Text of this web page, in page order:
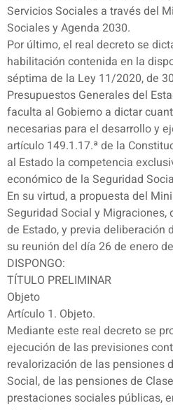
Servicios Sociales a través del
Sociales y Agenda 2030.
Por último, el real decreto se
habilitación contenida en la
séptima de la Ley 11/2020, de
Presupuestos Generales del
faculta al Gobierno a dictar
necesarias para el desarrollo y
artículo 149.1.17.ª de la
al Estado la competencia
económico de la Seguridad
En su virtud, a propuesta del
Seguridad Social y Migraciones,
de Estado, y previa deliberación
su reunión del día 26 de enero
DISPONGO:
TÍTULO PRELIMINAR
Objeto
Artículo 1. Objeto.
Mediante este real decreto se
ejecución de las previsiones
revalorización de las pensiones
Social, de las pensiones de
prestaciones sociales públicas,